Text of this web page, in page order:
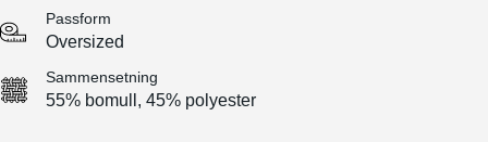
Passform
Oversized
Sammensetning
55% bomull, 45% polyester